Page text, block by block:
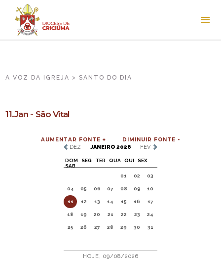
A VOZ DA IGREJA > SANTO DO DIA
11.Jan - São Vital
AUMENTAR FONTE +
DIMINUIR FONTE -
DEZ
JANEIRO 2026 FEV
DOM SEG TER QUA QUI
SEX
SAB
01
02 03
04 05 06 07 08 09 10
11 12 13 14 15 16 17
18 19 20 21 22 23 24
25 26 27 28 29 30 31
HOJE, 09/08/2026